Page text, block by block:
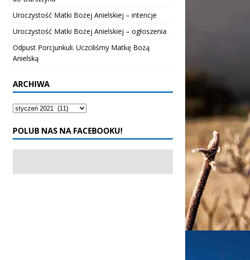
Uroczystość Matki Bożej Anielskiej – intencje
Uroczystość Matki Bożej Anielskiej – ogłoszenia
Odpust Porcjunkuli. Uczciliśmy Matkę Bożą
Anielską
ARCHIWA
POLUB NAS NA FACEBOOKU!